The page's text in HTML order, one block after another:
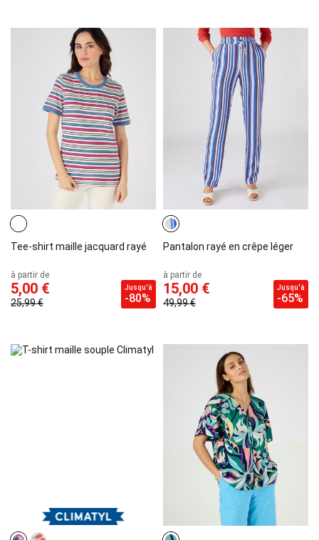
Tee-shirt maille jacquard rayé
à partir de
5,00 €
25,99 €
Jusqu'à
-80%
Pantalon rayé en crêpe léger
à partir de
15,00 €
49,99 €
Jusqu'à
-65%